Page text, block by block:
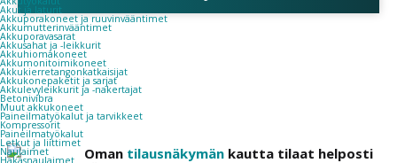
Akut ja laturit
Akkuporakoneet ja ruuvinvääntimet
Akkumutterinvääntimet
Akkuporavasarat
Akkusahat ja -leikkurit
Akkuhiomakoneet
Akkumonitoimikoneet
Akkukierretangonkatkaisijat
Akkukonepaketit ja sarjat
Akkulevyleikkurit ja -nakertajat
Betonivibra
Muut akkukoneet
Paineilmatyökalut ja tarvikkeet
Kompressorit
Paineilmatyökalut
Letkut ja liittimet
Naulaimet
Hakasnaulaimet Oman tilausnäkymän kautta tilaat helposti